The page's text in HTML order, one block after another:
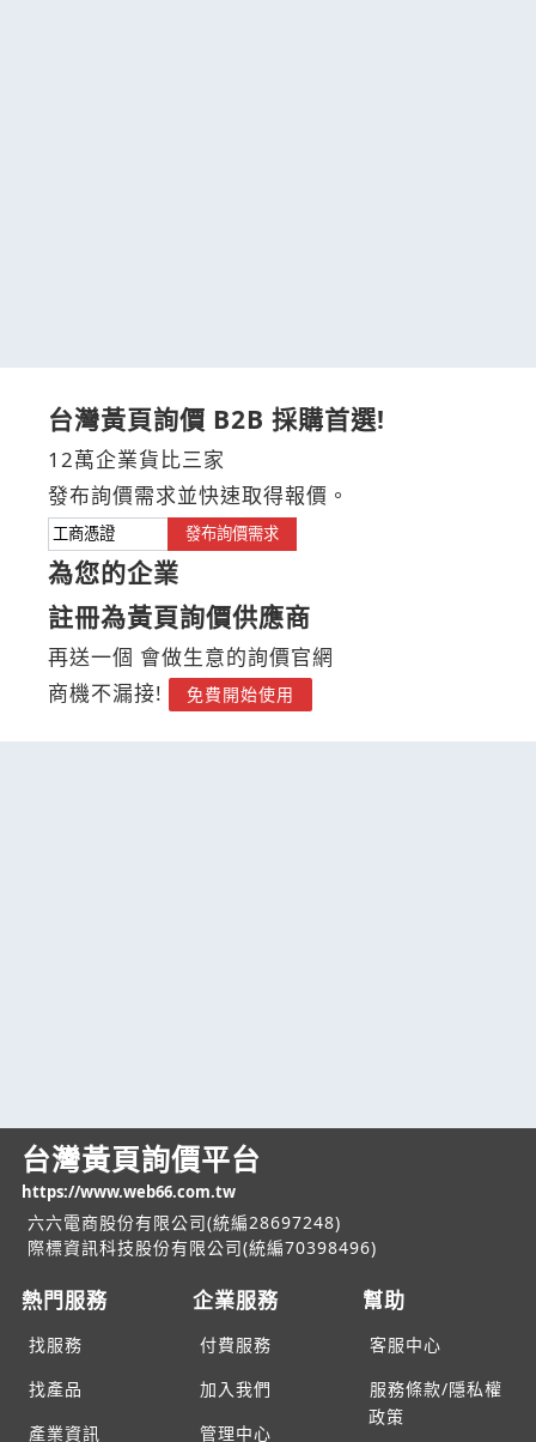
台灣黃頁詢價 B2B 採購首選!
12萬企業貨比三家
發布詢價需求並快速取得報價。
發布詢價需求
為您的企業
註冊為黃頁詢價供應商
再送一個 會做生意的詢價官網
商機不漏接!
免費開始使用
台灣黃頁詢價平台
https://www.web66.com.tw
六六電商股份有限公司(統編28697248)
際標資訊科技股份有限公司(統編70398496)
熱門服務
找服務
找產品
產業資訊
企業服務
付費服務
加入我們
管理中心
幫助
客服中心
服務條款/隱私權
政策